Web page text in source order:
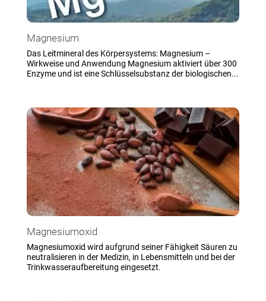
Magnesium
Das Leitmineral des Körpersystems: Magnesium –
Wirkweise und Anwendung Magnesium aktiviert über 300
Enzyme und ist eine Schlüsselsubstanz der biologischen...
Magnesiumoxid
Magnesiumoxid wird aufgrund seiner Fähigkeit Säuren zu
neutralisieren in der Medizin, in Lebensmitteln und bei der
Trinkwasseraufbereitung eingesetzt.